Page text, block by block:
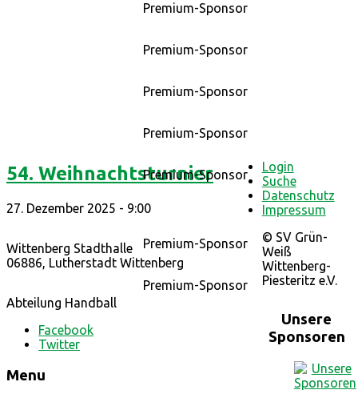
Premium-Sponsor
Premium-Sponsor
Premium-Sponsor
Premium-Sponsor
Premium-Sponsor
Premium-Sponsor
Premium-Sponsor
54. Weihnachtsturnier
27. Dezember 2025 - 9:00
Wittenberg Stadthalle
06886, Lutherstadt Wittenberg
Unsere
Sponsoren
Login
Suche
Datenschutz
Impressum
© SV Grün-
Weiß
Wittenberg-
Piesteritz e.V.
Abteilung Handball
Facebook
Twitter
Menu